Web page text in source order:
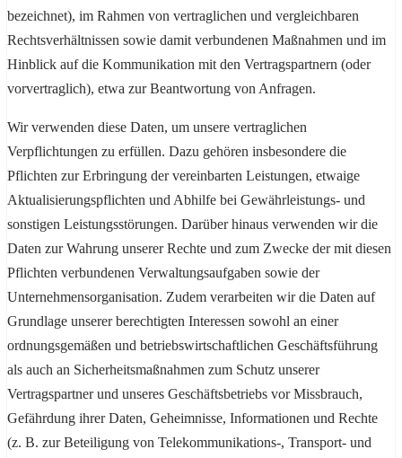
bezeichnet), im Rahmen von vertraglichen und vergleichbaren
Rechtsverhältnissen sowie damit verbundenen Maßnahmen und im
Hinblick auf die Kommunikation mit den Vertragspartnern (oder
vorvertraglich), etwa zur Beantwortung von Anfragen.
Wir verwenden diese Daten, um unsere vertraglichen
Verpflichtungen zu erfüllen. Dazu gehören insbesondere die
Pflichten zur Erbringung der vereinbarten Leistungen, etwaige
Aktualisierungspflichten und Abhilfe bei Gewährleistungs- und
sonstigen Leistungsstörungen. Darüber hinaus verwenden wir die
Daten zur Wahrung unserer Rechte und zum Zwecke der mit diesen
Pflichten verbundenen Verwaltungsaufgaben sowie der
Unternehmensorganisation. Zudem verarbeiten wir die Daten auf
Grundlage unserer berechtigten Interessen sowohl an einer
ordnungsgemäßen und betriebswirtschaftlichen Geschäftsführung
als auch an Sicherheitsmaßnahmen zum Schutz unserer
Vertragspartner und unseres Geschäftsbetriebs vor Missbrauch,
Gefährdung ihrer Daten, Geheimnisse, Informationen und Rechte
(z. B. zur Beteiligung von Telekommunikations-, Transport- und